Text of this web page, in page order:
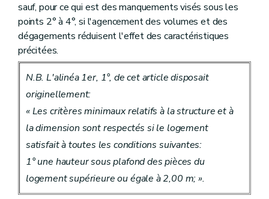
sauf, pour ce qui est des manquements visés sous les
points 2° à 4°, si l'agencement des volumes et des
dégagements réduisent l'effet des caractéristiques
précitées.
N.B. L'alinéa 1er, 1°, de cet article disposait
originellement:
« Les critères minimaux relatifs à la structure et à
la dimension sont respectés si le logement
satisfait à toutes les conditions suivantes:
1° une hauteur sous plafond des pièces du
logement supérieure ou égale à 2,00 m; ».